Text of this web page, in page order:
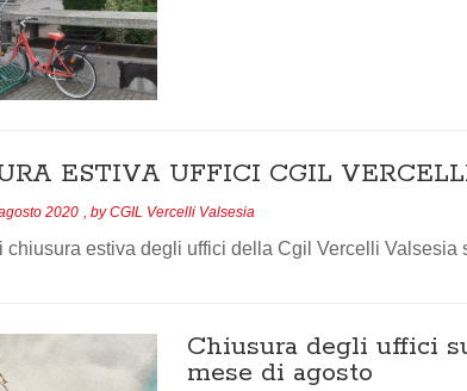
ESTIVA UFFICI CGIL
2020 , byCGIL Vercelli Valsesia
chiusura estiva degli uffici della Cgil Vercelli Valsesia
Chiusura degli uffici
mese di agosto